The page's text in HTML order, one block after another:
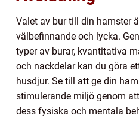
Valet av bur till din hamster
välbefinnande och lycka.
typer av burar, kvantitativa
och nackdelar kan du göra
husdjur. Se till att ge din
stimulerande miljö genom
dess fysiska och mentala